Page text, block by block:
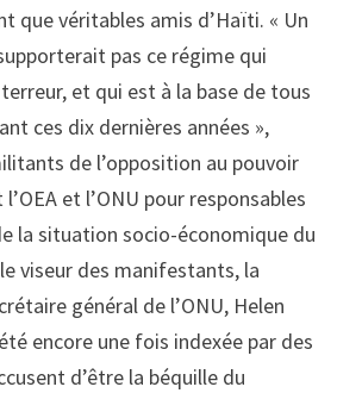
que véritables amis d’Haïti. « Un
pas ce régime qui
et qui est à la base de tous
ces dix dernières années »,
de l’opposition au pouvoir
et l’ONU pour responsables
la situation socio-économique du
viseur des manifestants, la
général de l’ONU, Helen
encore une fois indexée par des
d’être la béquille du